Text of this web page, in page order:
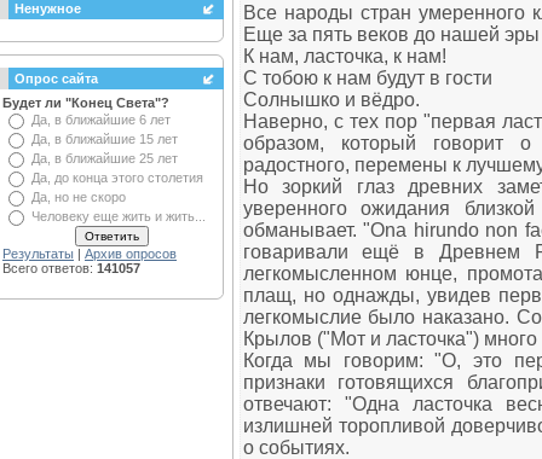
Ненужное
Опрос сайта
Будет ли "Конец Света"?
Да, в ближайшие 6 лет
Да, в ближайшие 15 лет
Да, в ближайшие 25 лет
Да, до конца этого столетия
Да, но не скоро
Человеку еще жить и жить...
Результаты | Архив опросов
Всего ответов: 141057
Все народы стран умеренного
Еще за пять веков до нашей эры
К нам, ласточка, к нам!
С тобою к нам будут в гости
Солнышко и вёдро.
Наверно, с тех пор "первая
образом, который говорит о
радостного, перемены к
Но зоркий глаз древних
уверенного ожидания
обманывает. "Ona hirundo non
говаривали ещё в
легкомысленном юнце,
плащ, но однажды, увидев
легкомыслие было наказано.
Крылов ("Мот и ласточка") много
Когда мы говорим: "О, это
признаки готовящихся
отвечают: "Одна ласточка
излишней торопливой
о событиях.